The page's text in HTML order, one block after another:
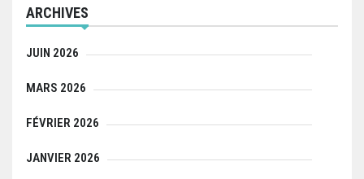
ARCHIVES
JUIN 2026
MARS 2026
FÉVRIER 2026
JANVIER 2026